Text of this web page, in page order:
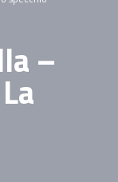
–